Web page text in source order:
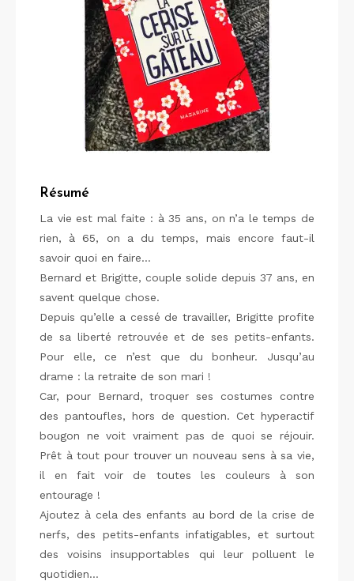
Résumé
La vie est mal faite : à 35 ans, on n’a le temps de
rien, à 65, on a du temps, mais encore faut-il
savoir quoi en faire…
Bernard et Brigitte, couple solide depuis 37 ans, en
savent quelque chose.
Depuis qu’elle a cessé de travailler, Brigitte profite
de sa liberté retrouvée et de ses petits-enfants.
Pour elle, ce n’est que du bonheur. Jusqu’au
drame : la retraite de son mari !
Car, pour Bernard, troquer ses costumes contre
des pantoufles, hors de question. Cet hyperactif
bougon ne voit vraiment pas de quoi se réjouir.
Prêt à tout pour trouver un nouveau sens à sa vie,
il en fait voir de toutes les couleurs à son
entourage !
Ajoutez à cela des enfants au bord de la crise de
nerfs, des petits-enfants infatigables, et surtout
des voisins insupportables qui leur polluent le
quotidien…